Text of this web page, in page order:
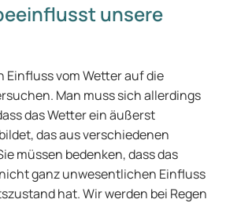
unsere
Einfluss vom Wetter auf die
Man muss sich allerdings
das Wetter ein äußerst
das aus verschiedenen
müssen bedenken, dass das
ganz unwesentlichen Einfluss
hat. Wir werden bei Regen